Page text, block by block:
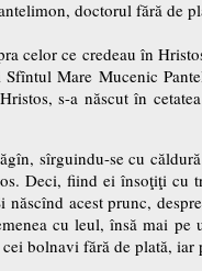
celor ce credeau în
Mare Mucenic
s-a născut în
sîrguindu-se cu
Deci, fiind ei însoţiţi cu
născînd acest prunc,
cu leul, însă mai
bolnavi fără de plată,